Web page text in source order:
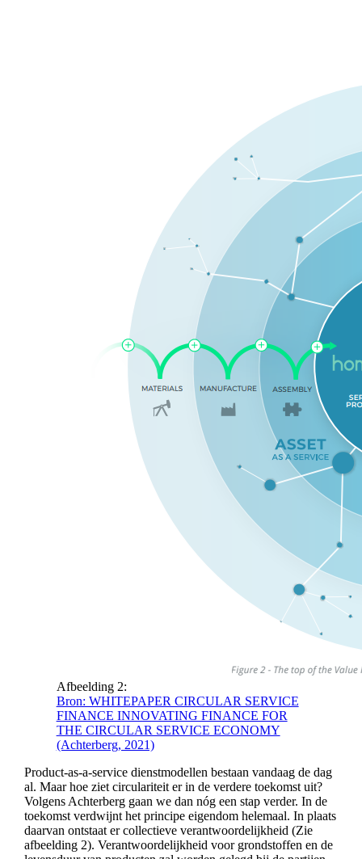
Afbeelding 2:
Bron: WHITEPAPER CIRCULAR SERVICE
FINANCE INNOVATING FINANCE FOR
THE CIRCULAR SERVICE ECONOMY
(Achterberg, 2021)
Product-as-a-service dienstmodellen bestaan vandaag de dag
al. Maar hoe ziet circulariteit er in de verdere toekomst uit?
Volgens Achterberg gaan we dan nóg een stap verder. In de
toekomst verdwijnt het principe eigendom helemaal. In plaats
daarvan ontstaat er collectieve verantwoordelijkheid (Zie
afbeelding 2). Verantwoordelijkheid voor grondstoffen en de